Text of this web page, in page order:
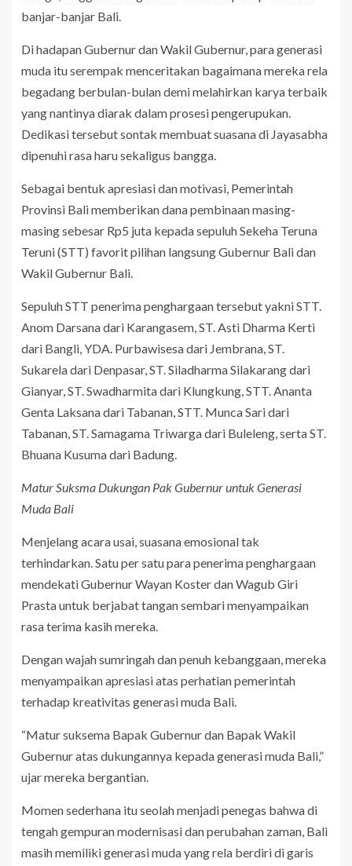
banjar-banjar Bali.
Di hadapan Gubernur dan Wakil Gubernur, para generasi
muda itu serempak menceritakan bagaimana mereka rela
begadang berbulan-bulan demi melahirkan karya terbaik
yang nantinya diarak dalam prosesi pengerupukan.
Dedikasi tersebut sontak membuat suasana di Jayasabha
dipenuhi rasa haru sekaligus bangga.
Sebagai bentuk apresiasi dan motivasi, Pemerintah
Provinsi Bali memberikan dana pembinaan masing-
masing sebesar Rp5 juta kepada sepuluh Sekeha Teruna
Teruni (STT) favorit pilihan langsung Gubernur Bali dan
Wakil Gubernur Bali.
Sepuluh STT penerima penghargaan tersebut yakni STT.
Anom Darsana dari Karangasem, ST. Asti Dharma Kerti
dari Bangli, YDA. Purbawisesa dari Jembrana, ST.
Sukarela dari Denpasar, ST. Siladharma Silakarang dari
Gianyar, ST. Swadharmita dari Klungkung, STT. Ananta
Genta Laksana dari Tabanan, STT. Munca Sari dari
Tabanan, ST. Samagama Triwarga dari Buleleng, serta ST.
Bhuana Kusuma dari Badung.
Matur Suksma Dukungan Pak Gubernur untuk Generasi
Muda Bali
Menjelang acara usai, suasana emosional tak
terhindarkan. Satu per satu para penerima penghargaan
mendekati Gubernur Wayan Koster dan Wagub Giri
Prasta untuk berjabat tangan sembari menyampaikan
rasa terima kasih mereka.
Dengan wajah sumringah dan penuh kebanggaan, mereka
menyampaikan apresiasi atas perhatian pemerintah
terhadap kreativitas generasi muda Bali.
“Matur suksema Bapak Gubernur dan Bapak Wakil
Gubernur atas dukungannya kepada generasi muda Bali,”
ujar mereka bergantian.
Momen sederhana itu seolah menjadi penegas bahwa di
tengah gempuran modernisasi dan perubahan zaman, Bali
masih memiliki generasi muda yang rela berdiri di garis